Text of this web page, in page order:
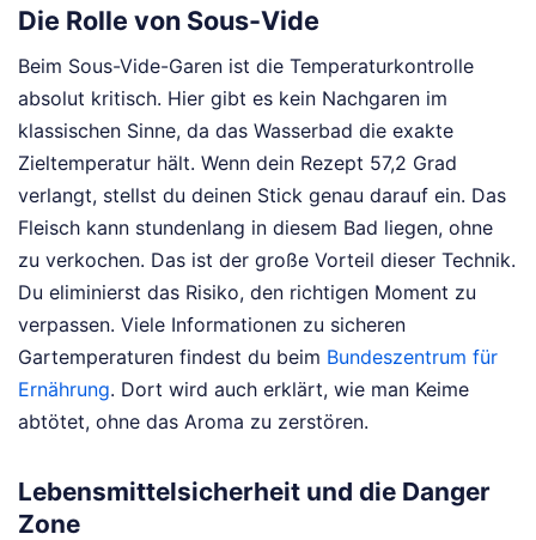
Die Rolle von Sous-Vide
Beim Sous-Vide-Garen ist die Temperaturkontrolle
absolut kritisch. Hier gibt es kein Nachgaren im
klassischen Sinne, da das Wasserbad die exakte
Zieltemperatur hält. Wenn dein Rezept 57,2 Grad
verlangt, stellst du deinen Stick genau darauf ein. Das
Fleisch kann stundenlang in diesem Bad liegen, ohne
zu verkochen. Das ist der große Vorteil dieser Technik.
Du eliminierst das Risiko, den richtigen Moment zu
verpassen. Viele Informationen zu sicheren
Gartemperaturen findest du beim Bundeszentrum für
Ernährung. Dort wird auch erklärt, wie man Keime
abtötet, ohne das Aroma zu zerstören.
Lebensmittelsicherheit und die Danger
Zone